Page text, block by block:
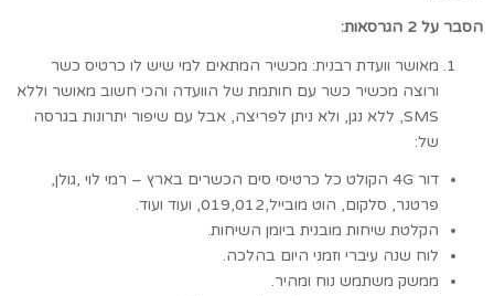
הסבר על 2 הגרסאות:
מאושר וועדת רבנית: מכשיר המתאים למי שיש לו כרטיס כשר
ורוצה מכשיר כשר עם חותמת של הוועדה והכי חשוב מאושר וללא
SMS, ללא נגן, ולא ניתן לפריצה, אבל עם שיפור יתרונות בגרסה
של:
דור 4G הקולט כל כרטיסי סים הכשרים בארץ – רמי לוי ,גולן,
פרטנר, סלקום, הוט מובייל,019,012, ועוד ועוד.
הקלטת שיחות מובנית ביומן השיחות.
לוח שנה עיברי וזמני היום בהלכה.
ממשק משתמש נוח ומהיר.